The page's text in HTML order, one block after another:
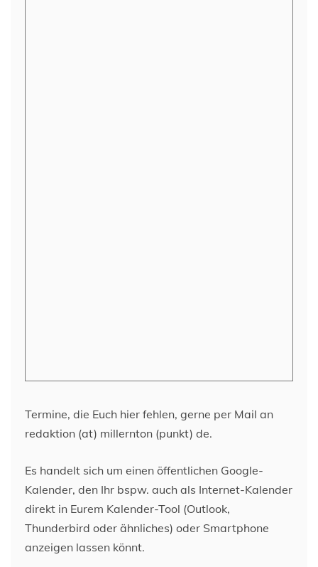
Termine, die Euch hier fehlen, gerne per Mail an
redaktion (at) millernton (punkt) de.
Es handelt sich um einen öffentlichen Google-
Kalender, den Ihr bspw. auch als Internet-Kalender
direkt in Eurem Kalender-Tool (Outlook,
Thunderbird oder ähnliches) oder Smartphone
anzeigen lassen könnt.